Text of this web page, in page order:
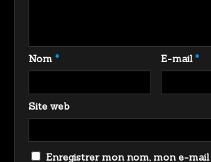
Nom * E-mail*
Site web
Enregistrer mon nom, mon e-